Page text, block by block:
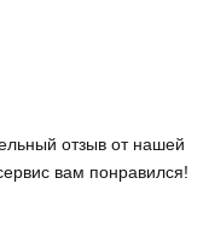
отзыв от нашей
вам понравился!